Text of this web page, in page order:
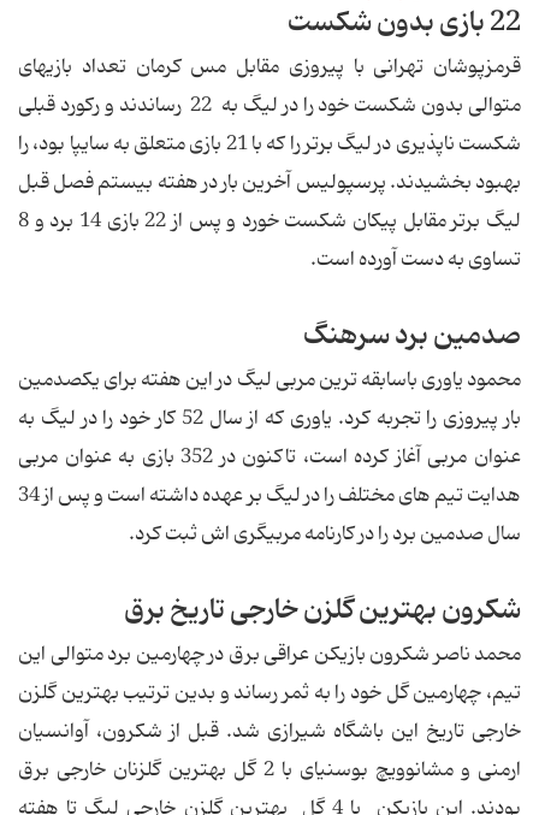
22 بازى بدون شكست
قرمزپوشان تهرانى با پیروزى مقابل مس كرمان تعداد بازیهاى
متوالى بدون شكست خود را در لیگ به 22 رساندند و ركورد قبلى
شكست ناپذیرى در لیگ برتر را كه با 21 بازی متعلق به سایپا بود، را
بهبود بخشیدند. پرسپولیس آخرین بار در هفته بیستم فصل قبل
لیگ برتر مقابل پیكان شكست خورد و پس از 22 بازی 14 برد و 8
تساوی به دست آورده است.
صدمین برد سرهنگ
محمود یاورى باسابقه ترین مربى لیگ در این هفته براى یكصدمین
بار پیروزى را تجربه كرد. یاورى كه از سال 52 کار خود را در لیگ به
عنوان مربى آغاز كرده است، تاكنون در 352 بازی به عنوان مربى
هدایت تیم هاى مختلف را در لیگ بر عهده داشته است و پس از 34
سال صدمین برد را در كارنامه مربیگرى اش ثبت كرد.
شكرون بهترین گلزن خارجى تاریخ برق
محمد ناصر شكرون بازیكن عراقى برق در چهارمین برد متوالى این
تیم، چهارمین گل خود را به ثمر رساند و بدین ترتیب بهترین گلزن
خارجى تاریخ این باشگاه شیرازى شد. قبل از شكرون، آوانسیان
ارمنى و مشانوویچ بوسنیای با 2 گل بهترین گلزنان خارجى برق